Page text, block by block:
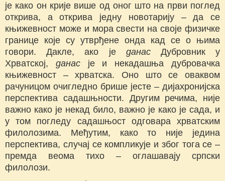
је како он крије више од оног што на први поглед
открива, а открива једну новотарију ‒ да се
књижевност може и мора свести на своје физичке
границе које су утврђене онда кад се о њима
говори. Дакле, ако је данасДубровник у
Хрватској, данас је и некадашња дубровачка
књижевност ‒ хрватска. Оно што се оваквом
рачуницом очигледно брише јесте ‒ дијахронијска
перспектива садашњности. Другим речима, није
важно како је некад било, важно је како је сада, и
у том погледу садашњост одговара хрватским
филолозима. Међутим, како то није једина
перспектива, случај се компликује и због тога се ‒
премда веома тихо ‒ оглашавају српски
филолози.